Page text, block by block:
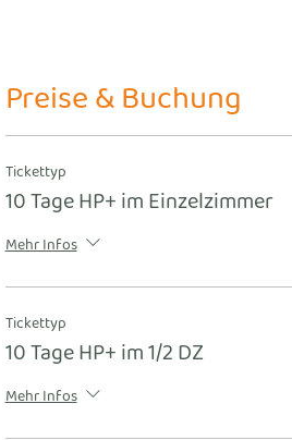
Preise & Buchung
Tickettyp
10 Tage HP+ im Einzelzimmer
Mehr Infos
Tickettyp
10 Tage HP+ im 1/2 DZ
Mehr Infos